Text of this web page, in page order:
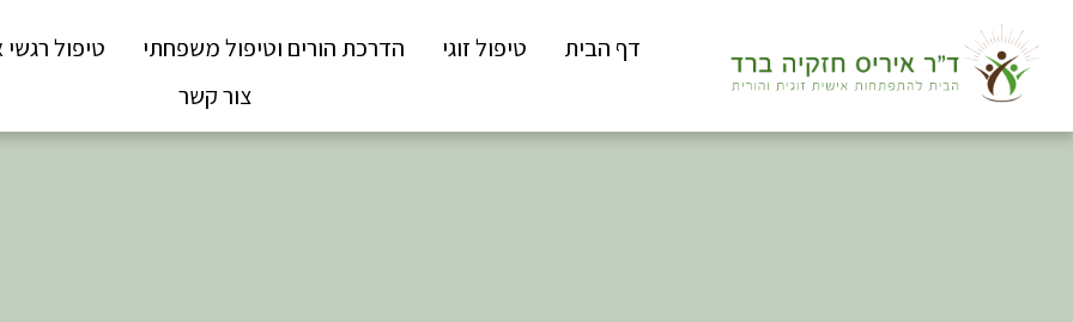
דף הבית טיפול זוגי הדרכת הורים וטיפול משפחתי
טיפול רגשי
צור קשר